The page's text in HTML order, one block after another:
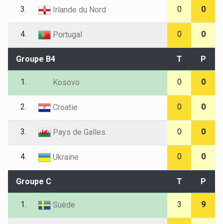
3. Irlande du Nord 0 0
4. Portugal 0 0
Groupe B4 T P
1. Kosovo 0 0
2. Croatie 0 0
3. Pays de Galles 0 0
4. Ukraine 0 0
Groupe C T P
1. Suède 3 9